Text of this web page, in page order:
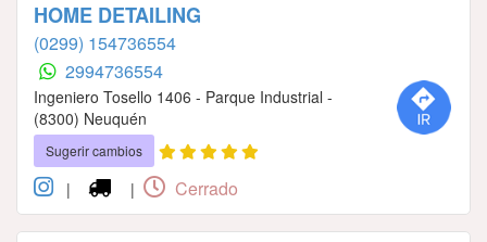
HOME DETAILING
(0299) 154736554
2994736554
Ingeniero Tosello 1406 - Parque Industrial -
(8300) Neuquén
Sugerir cambios
| | Cerrado